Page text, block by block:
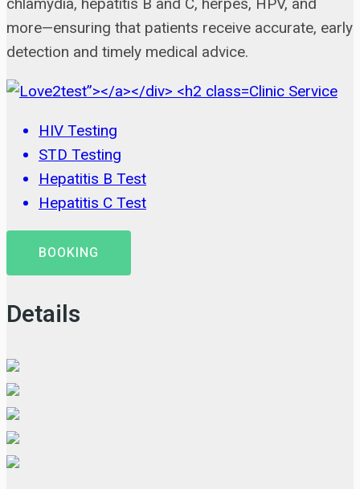
chlamydia, hepatitis B and C, herpes, HPV, and
more—ensuring that patients receive accurate, early
detection and timely medical advice.
Clinic Service
HIV Testing
STD Testing
Hepatitis B Test
Hepatitis C Test
BOOKING
Details